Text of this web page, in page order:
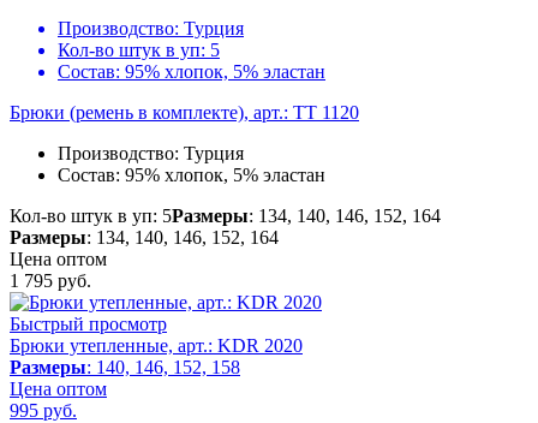
Производство: Турция
Кол-во штук в уп: 5
Состав: 95% хлопок, 5% эластан
Брюки (ремень в комплекте), арт.: TT 1120
Производство: Турция
Состав: 95% хлопок, 5% эластан
Кол-во штук в уп: 5Размеры: 134, 140, 146, 152, 164
Размеры: 134, 140, 146, 152, 164
Цена оптом
1 795 руб.
Быстрый просмотр
Брюки утепленные, арт.: KDR 2020
Размеры: 140, 146, 152, 158
Цена оптом
995 руб.